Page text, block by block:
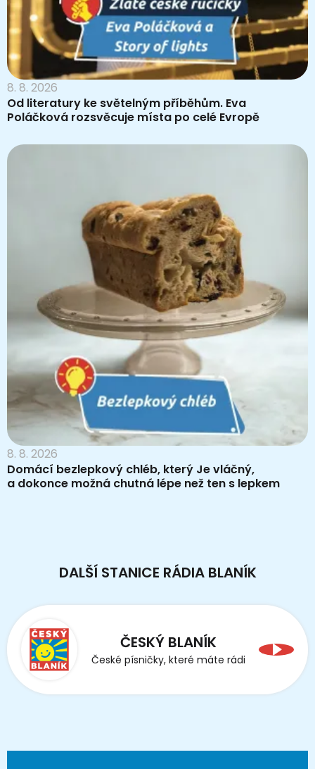
8. 8. 2026
Od literatury ke světelným příběhům. Eva
Poláčková rozsvěcuje místa po celé Evropě
8. 8. 2026
Domácí bezlepkový chléb, který Je vláčný,
a dokonce možná chutná lépe než ten s lepkem
DALŠÍ STANICE RÁDIA BLANÍK
ČESKÝ BLANÍK
České písničky, které máte rádi